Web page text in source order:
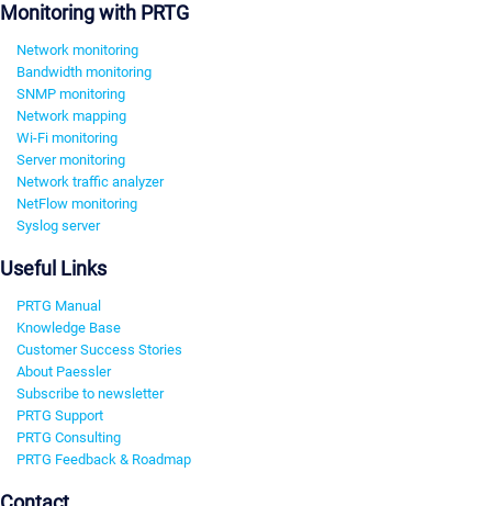
Monitoring with PRTG
Network monitoring
Bandwidth monitoring
SNMP monitoring
Network mapping
Wi-Fi monitoring
Server monitoring
Network traffic analyzer
NetFlow monitoring
Syslog server
Useful Links
PRTG Manual
Knowledge Base
Customer Success Stories
About Paessler
Subscribe to newsletter
PRTG Support
PRTG Consulting
PRTG Feedback & Roadmap